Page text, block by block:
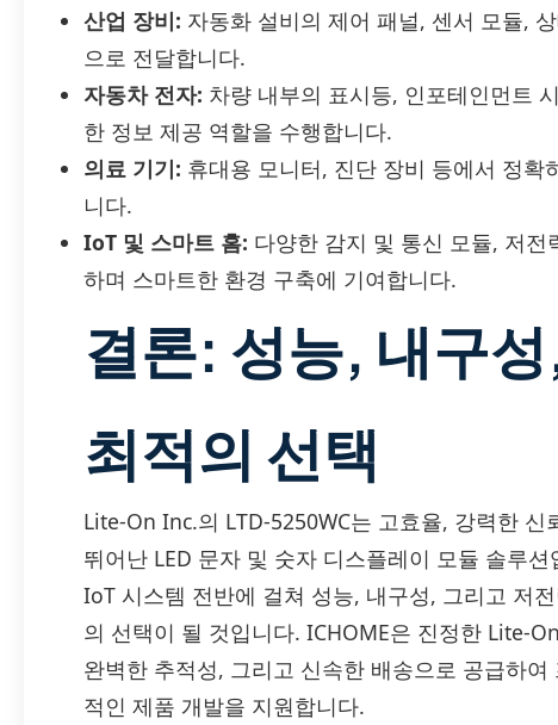
산업 장비: 자동화 설비의 제어 패널, 센서 모듈,
으로 전달합니다.
자동차 전자: 차량 내부의 표시등, 인포테인먼트
한 정보 제공 역할을 수행합니다.
의료 기기: 휴대용 모니터, 진단 장비 등에서 정
니다.
IoT 및 스마트 홈: 다양한 감지 및 통신 모듈, 저
하며 스마트한 환경 구축에 기여합니다.
결론: 성능, 내구
최적의 선택
Lite-On Inc.의 LTD-5250WC는 고효율, 강력한
뛰어난 LED 문자 및 숫자 디스플레이 모듈 솔루
IoT 시스템 전반에 걸쳐 성능, 내구성, 그리고 저
의 선택이 될 것입니다. ICHOME은 진정한 Lite-
완벽한 추적성, 그리고 신속한 배송으로 공급하
적인 제품 개발을 지원합니다.